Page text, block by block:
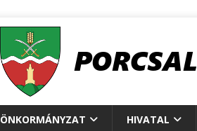
ÖNKORMÁNYZAT HIVATAL